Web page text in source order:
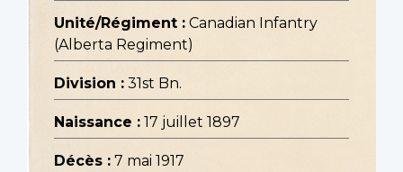
Unité/Régiment : Canadian Infantry
(Alberta Regiment)
Division : 31st Bn.
Naissance : 17 juillet 1897
Décès : 7 mai 1917